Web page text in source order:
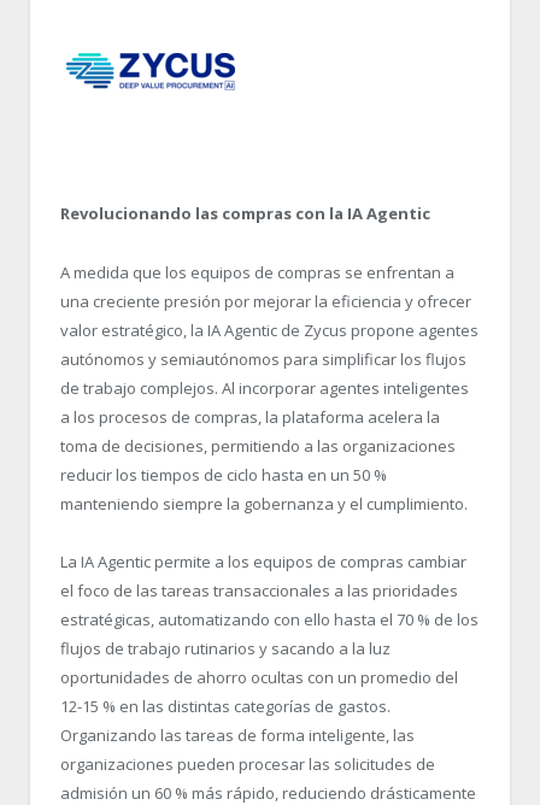
Revolucionando las compras con la IA Agentic
A medida que los equipos de compras se enfrentan a
una creciente presión por mejorar la eficiencia y ofrecer
valor estratégico, la IA Agentic de Zycus propone agentes
autónomos y semiautónomos para simplificar los flujos
de trabajo complejos. Al incorporar agentes inteligentes
a los procesos de compras, la plataforma acelera la
toma de decisiones, permitiendo a las organizaciones
reducir los tiempos de ciclo hasta en un 50 %
manteniendo siempre la gobernanza y el cumplimiento.
La IA Agentic permite a los equipos de compras cambiar
el foco de las tareas transaccionales a las prioridades
estratégicas, automatizando con ello hasta el 70 % de los
flujos de trabajo rutinarios y sacando a la luz
oportunidades de ahorro ocultas con un promedio del
12-15 % en las distintas categorías de gastos.
Organizando las tareas de forma inteligente, las
organizaciones pueden procesar las solicitudes de
admisión un 60 % más rápido, reduciendo drásticamente